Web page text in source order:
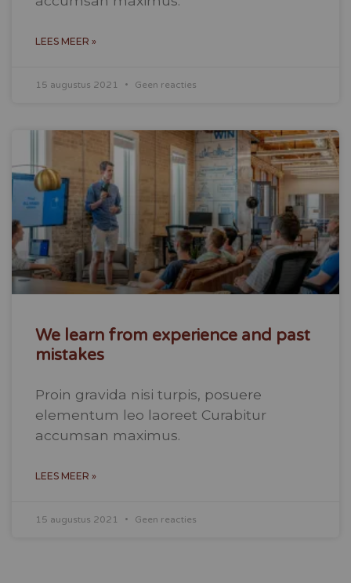
LEES MEER »
15 augustus 2021 Geen reacties
We learn from experience and past
mistakes
Proin gravida nisi turpis, posuere
elementum leo laoreet Curabitur
accumsan maximus.
LEES MEER »
15 augustus 2021 Geen reacties